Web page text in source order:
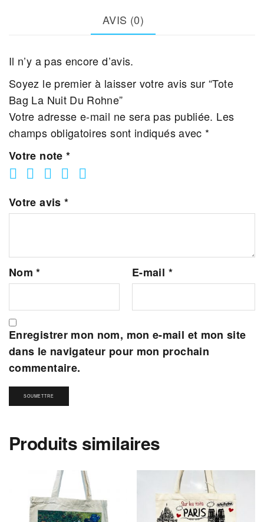
AVIS (0)
Il n’y a pas encore d’avis.
Soyez le premier à laisser votre avis sur “Tote
Bag La Nuit Du Rohne”
Votre adresse e-mail ne sera pas publiée. Les
champs obligatoires sont indiqués avec *
Votre note *
Votre avis *
Nom* E-mail *
Enregistrer mon nom, mon e-mail et mon site
dans le navigateur pour mon prochain
commentaire.
Produits similaires